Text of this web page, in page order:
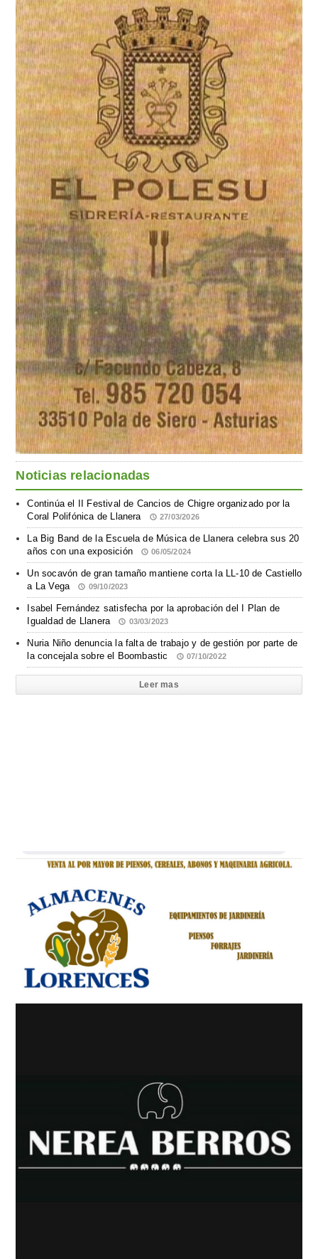
Noticias relacionadas
Continúa el II Festival de Cancios de Chigre organizado por la
Coral Polifónica de Llanera
27/03/2026
La Big Band de la Escuela de Música de Llanera celebra sus 20
años con una exposición
06/05/2024
Un socavón de gran tamaño mantiene corta la LL-10 de Castiello
a La Vega
09/10/2023
Isabel Fernández satisfecha por la aprobación del I Plan de
Igualdad de Llanera
03/03/2023
Nuria Niño denuncia la falta de trabajo y de gestión por parte de
la concejala sobre el Boombastic
07/10/2022
Leer mas